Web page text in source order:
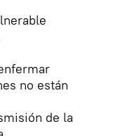
no están
de la